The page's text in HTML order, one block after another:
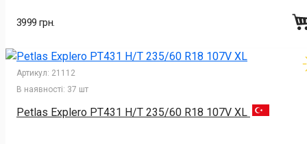
3999 грн.
Артикул: 21112
В наявності: 37 шт
Petlas Explero PT431 H/T 235/60 R18 107V XL